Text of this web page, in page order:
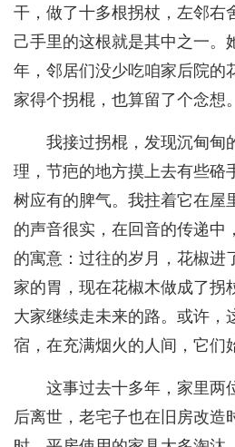
干，做了十多根拐杖，左邻右
己手里的这根就是其中之一。
年，邻居们没少吃咱家后院的
家得个拐棍，也算留了个念想。
我接过拐棍，发现沉甸甸
理，节疤的地方摸上去有些硌
树应有的脾气。我拄着它在屋
的声音很实，在回音的传递中
的寓意：过往的岁月，花椒进
家的胃，现在花椒木做成了拐
大家继续走未来的路。或许，
宿，在充满烟火的人间，它们
这事过去十多年，家里两
后离世，老宅子也在旧房改造